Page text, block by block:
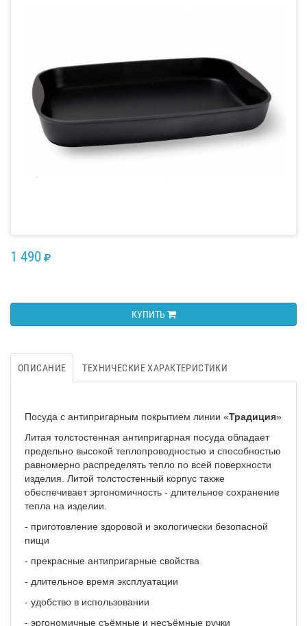
1 490 RUB
КУПИТЬ
ОПИСАНИЕ ТЕХНИЧЕСКИЕ ХАРАКТЕРИСТИКИ
Посуда с антипригарным покрытием линии «Традиция»
Литая толстостенная антипригарная посуда обладает
предельно высокой теплопроводностью и способностью
равномерно распределять тепло по всей поверхности
изделия. Литой толстостенный корпус также
обеспечивает эргономичность - длительное сохранение
тепла на изделии.
- приготовление здоровой и экологически безопасной
пищи
- прекрасные антипригарные свойства
- длительное время эксплуатации
- удобство в использовании
- эргономичные съёмные и несъёмные ручки